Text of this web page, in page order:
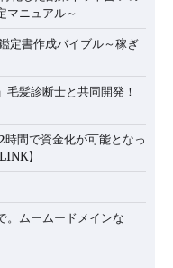
マニュアル～
定書作成バイブル～稼ぎ
毛髪診断士と共同開発！
間で資金化が可能となっ
】
。ムームードメインな